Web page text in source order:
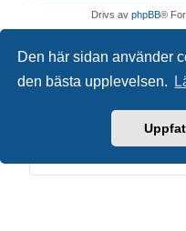
Den här sidan använder
den bästa upplevelsen.
Drivs av phpBB®
Du är här: